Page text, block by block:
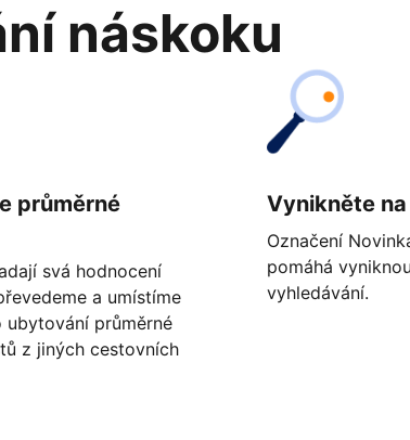
náskoku
průměrné
svá hodnocení
a umístíme
ubytování průměrné
z jiných cestovních
Vynikněte
Označení
pomáhá
vyhledávání.